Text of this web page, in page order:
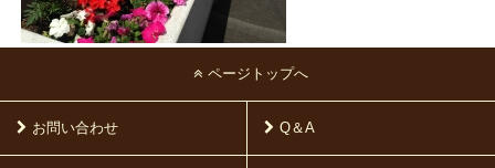
ページトップへ
お問い合わせ Q＆A